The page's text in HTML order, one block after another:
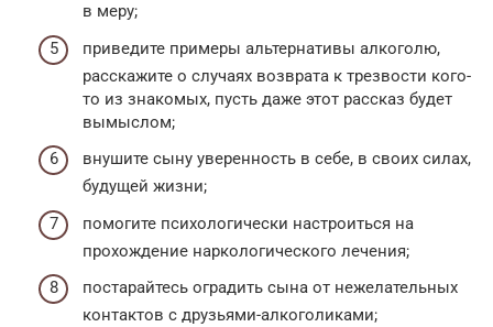
в меру;
приведите примеры альтернативы алкоголю,
расскажите о случаях возврата к трезвости кого-
то из знакомых, пусть даже этот рассказ будет
вымыслом;
внушите сыну уверенность в себе, в своих силах,
будущей жизни;
помогите психологически настроиться на
прохождение наркологического лечения;
постарайтесь оградить сына от нежелательных
контактов с друзьями-алкоголиками;